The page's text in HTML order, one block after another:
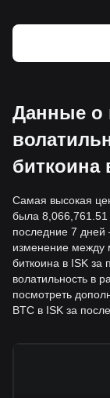
Данные о
биткоина
Самая высокая
была 8,066,761.51
последние 7
изменение
биткоина в ISK за
волатильность в
посмотреть
BTC в ISK за